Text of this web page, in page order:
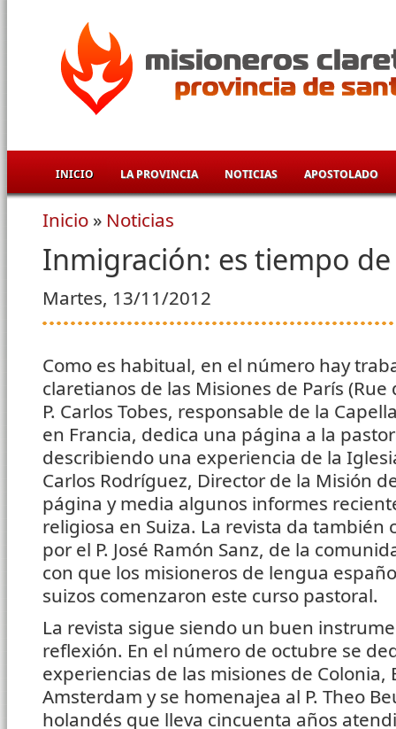
INICIO LA PROVINCIA NOTICIAS APOSTOLADO
Se encuentra usted aquí
Inicio » Noticias
Inmigración: es tiempo
Martes, 13/11/2012
Como es habitual, en el número hay
claretianos de las Misiones de París (Rue
P. Carlos Tobes, responsable de la
en Francia, dedica una página a la
describiendo una experiencia de la
Carlos Rodríguez, Director de la Misión
página y media algunos informes
religiosa en Suiza. La revista da
por el P. José Ramón Sanz, de la
con que los misioneros de lengua
suizos comenzaron este curso pastoral.
La revista sigue siendo un buen
reflexión. En el número de octubre se
experiencias de las misiones de Colonia,
Amsterdam y se homenajea al P. Theo
holandés que lleva cincuenta años